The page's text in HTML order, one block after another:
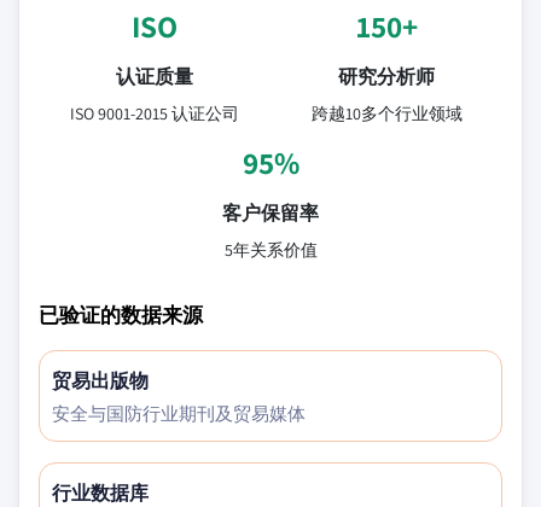
ISO
认证质量
ISO 9001-2015 认证公司
150+
研究分析师
跨越10多个行业领域
95%
客户保留率
5年关系价值
已验证的数据来源
贸易出版物
安全与国防行业期刊及贸易媒体
行业数据库